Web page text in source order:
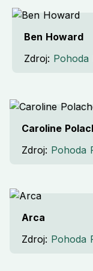
Ben Howard
Zdroj: Pohoda
Caroline
Zdroj: Pohoda
Arca
Zdroj: Pohoda